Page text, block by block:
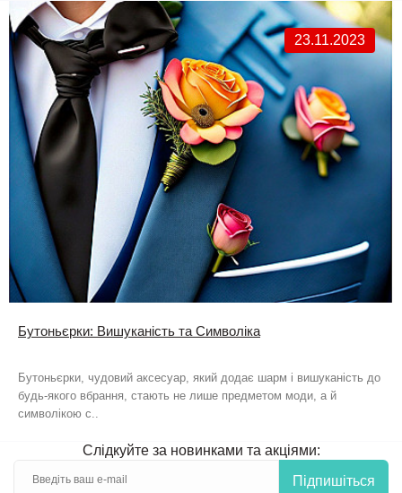
23.11.2023
Бутоньєрки: Вишуканість та Символіка
Бутоньєрки, чудовий аксесуар, який додає шарм і вишуканість до
будь-якого вбрання, стають не лише предметом моди, а й
символікою с..
Слідкуйте за новинками та акціями:
Підпишіться